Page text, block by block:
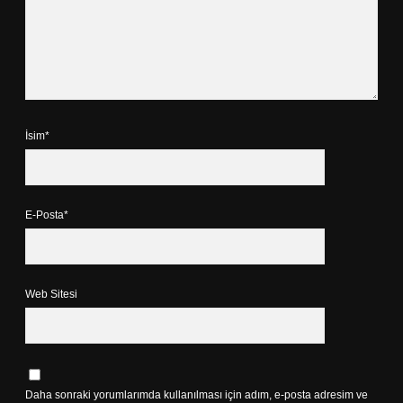
İsim*
E-Posta*
Web Sitesi
Daha sonraki yorumlarımda kullanılması için adım, e-posta adresim ve